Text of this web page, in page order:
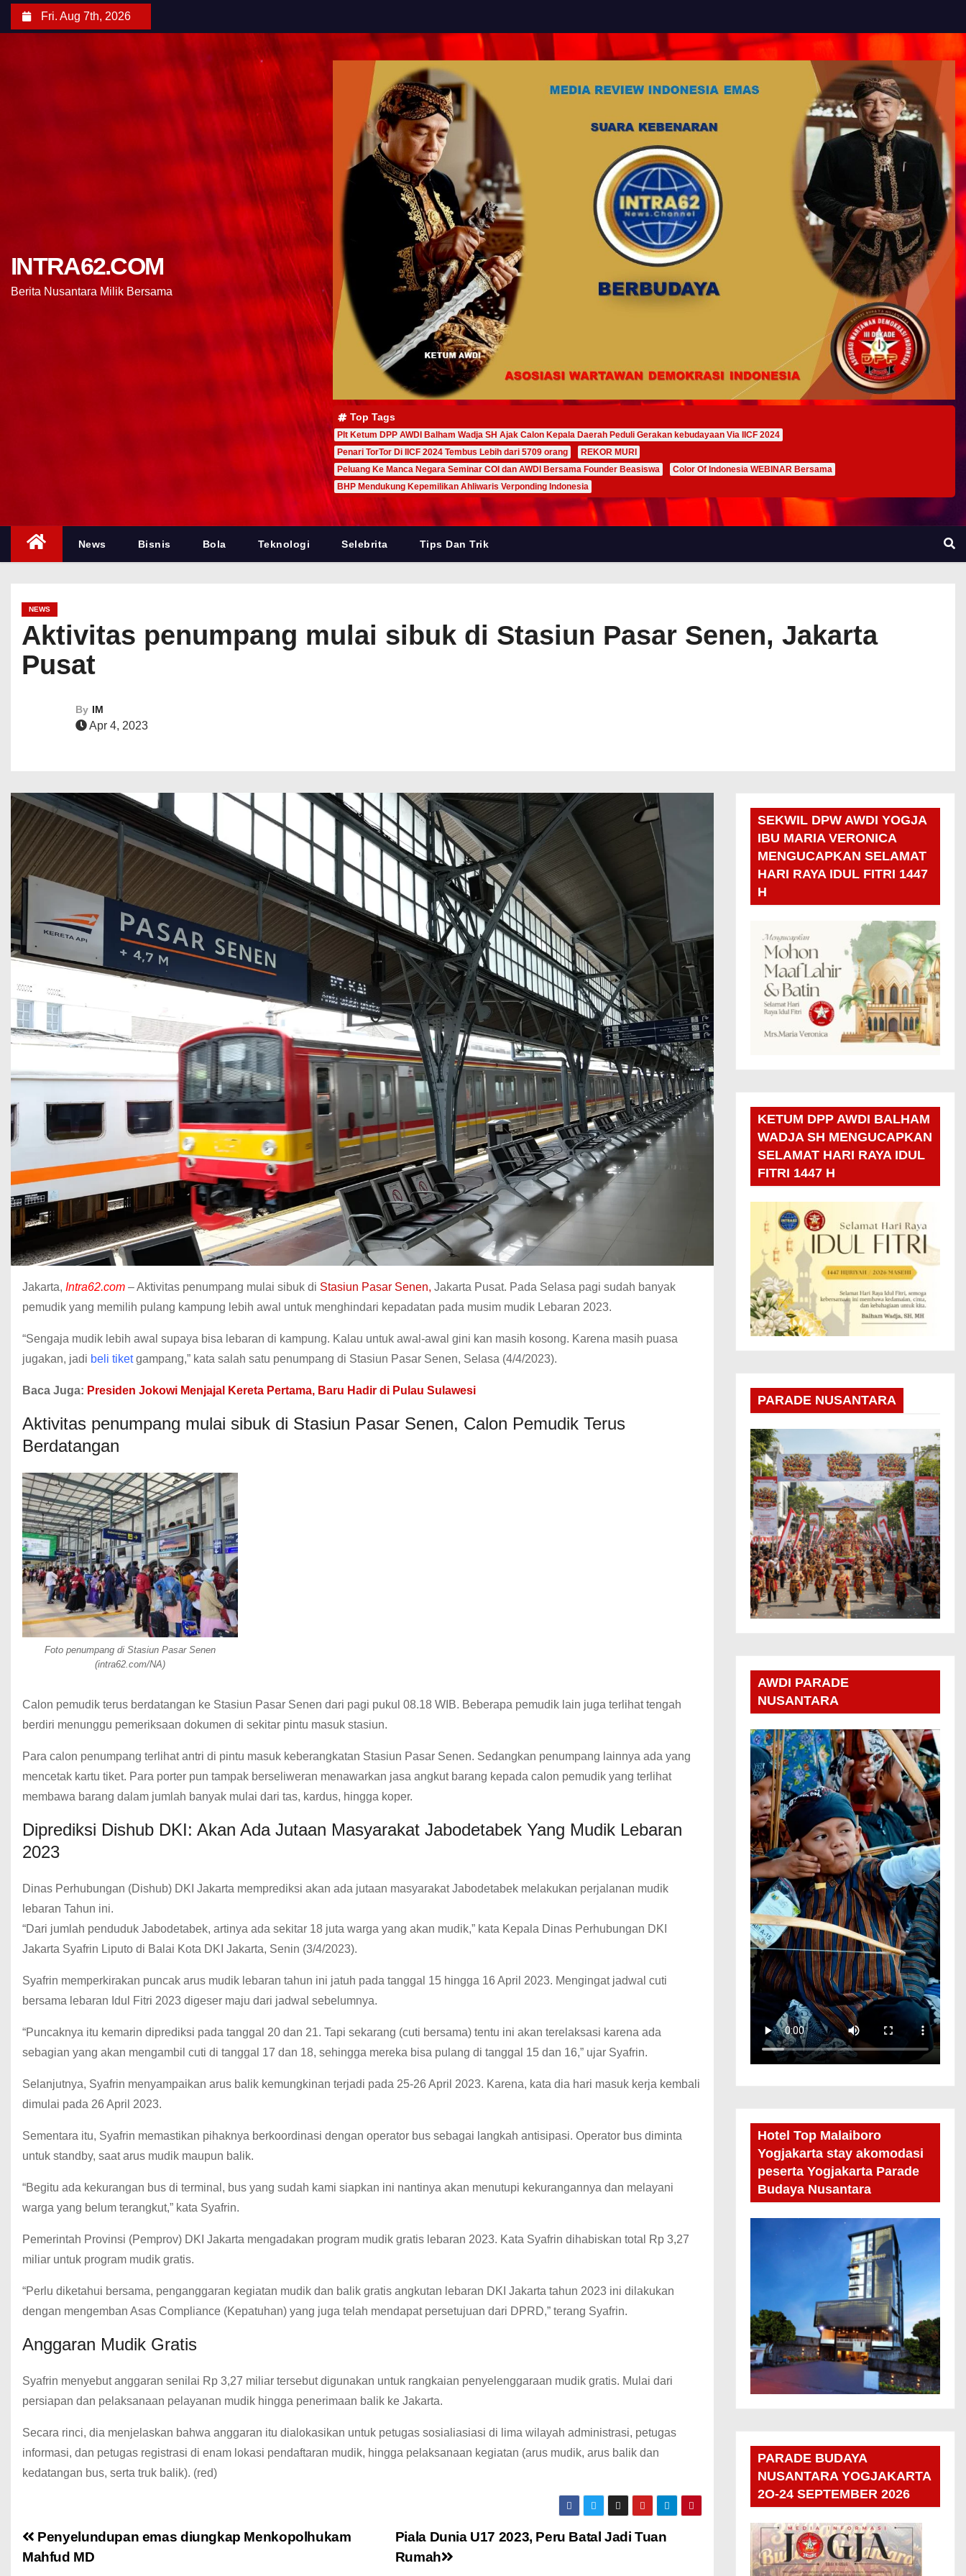
Fri. Aug 7th, 2026
INTRA62.COM
Berita Nusantara Milik Bersama
Top Tags
Plt Ketum DPP AWDI Balham Wadja SH Ajak Calon Kepala Daerah Peduli Gerakan kebudayaan Via IICF 2024
Penari TorTor Di IICF 2024 Tembus Lebih dari 5709 orang
REKOR MURI
Peluang Ke Manca Negara Seminar COI dan AWDI Bersama Founder Beasiswa
Color Of Indonesia WEBINAR Bersama
BHP Mendukung Kepemilikan Ahliwaris Verponding Indonesia
News Bisnis Bola Teknologi Selebrita Tips Dan Trik
NEWS
Aktivitas penumpang mulai sibuk di Stasiun Pasar Senen, Jakarta
Pusat
By IM
Apr 4, 2023
Jakarta, Intra62.com – Aktivitas penumpang mulai sibuk di Stasiun Pasar Senen, Jakarta Pusat. Pada Selasa pagi sudah banyak
pemudik yang memilih pulang kampung lebih awal untuk menghindari kepadatan pada musim mudik Lebaran 2023.
“Sengaja mudik lebih awal supaya bisa lebaran di kampung. Kalau untuk awal-awal gini kan masih kosong. Karena masih puasa
jugakan, jadi beli tiketgampang,” kata salah satu penumpang di Stasiun Pasar Senen, Selasa (4/4/2023).
Baca Juga: Presiden Jokowi Menjajal Kereta Pertama, Baru Hadir di Pulau Sulawesi
Aktivitas penumpang mulai sibuk di Stasiun Pasar Senen, Calon Pemudik Terus
Berdatangan
Foto penumpang di Stasiun Pasar Senen
(intra62.com/NA)
Calon pemudik terus berdatangan ke Stasiun Pasar Senen dari pagi pukul 08.18 WIB. Beberapa pemudik lain juga terlihat tengah
berdiri menunggu pemeriksaan dokumen di sekitar pintu masuk stasiun.
Para calon penumpang terlihat antri di pintu masuk keberangkatan Stasiun Pasar Senen. Sedangkan penumpang lainnya ada yang
mencetak kartu tiket. Para porter pun tampak berseliweran menawarkan jasa angkut barang kepada calon pemudik yang terlihat
membawa barang dalam jumlah banyak mulai dari tas, kardus, hingga koper.
Diprediksi Dishub DKI: Akan Ada Jutaan Masyarakat Jabodetabek Yang Mudik Lebaran
2023
Dinas Perhubungan (Dishub) DKI Jakarta memprediksi akan ada jutaan masyarakat Jabodetabek melakukan perjalanan mudik
lebaran Tahun ini.
“Dari jumlah penduduk Jabodetabek, artinya ada sekitar 18 juta warga yang akan mudik,” kata Kepala Dinas Perhubungan DKI
Jakarta Syafrin Liputo di Balai Kota DKI Jakarta, Senin (3/4/2023).
Syafrin memperkirakan puncak arus mudik lebaran tahun ini jatuh pada tanggal 15 hingga 16 April 2023. Mengingat jadwal cuti
bersama lebaran Idul Fitri 2023 digeser maju dari jadwal sebelumnya.
“Puncaknya itu kemarin diprediksi pada tanggal 20 dan 21. Tapi sekarang (cuti bersama) tentu ini akan terelaksasi karena ada
sebagian yang akan mengambil cuti di tanggal 17 dan 18, sehingga mereka bisa pulang di tanggal 15 dan 16,” ujar Syafrin.
Selanjutnya, Syafrin menyampaikan arus balik kemungkinan terjadi pada 25-26 April 2023. Karena, kata dia hari masuk kerja kembali
dimulai pada 26 April 2023.
Sementara itu, Syafrin memastikan pihaknya berkoordinasi dengan operator bus sebagai langkah antisipasi. Operator bus diminta
untuk standby, saat arus mudik maupun balik.
“Begitu ada kekurangan bus di terminal, bus yang sudah kami siapkan ini nantinya akan menutupi kekurangannya dan melayani
warga yang belum terangkut,” kata Syafrin.
Pemerintah Provinsi (Pemprov) DKI Jakarta mengadakan program mudik gratis lebaran 2023. Kata Syafrin dihabiskan total Rp 3,27
miliar untuk program mudik gratis.
“Perlu diketahui bersama, penganggaran kegiatan mudik dan balik gratis angkutan lebaran DKI Jakarta tahun 2023 ini dilakukan
dengan mengemban Asas Compliance (Kepatuhan) yang juga telah mendapat persetujuan dari DPRD,” terang Syafrin.
Anggaran Mudik Gratis
Syafrin menyebut anggaran senilai Rp 3,27 miliar tersebut digunakan untuk rangkaian penyelenggaraan mudik gratis. Mulai dari
persiapan dan pelaksanaan pelayanan mudik hingga penerimaan balik ke Jakarta.
Secara rinci, dia menjelaskan bahwa anggaran itu dialokasikan untuk petugas sosialiasiasi di lima wilayah administrasi, petugas
informasi, dan petugas registrasi di enam lokasi pendaftaran mudik, hingga pelaksanaan kegiatan (arus mudik, arus balik dan
kedatangan bus, serta truk balik). (red)
Piala Dunia U17 2023, Peru Batal Jadi Tuan
Rumah
Penyelundupan emas diungkap Menkopolhukam
Mahfud MD
SEKWIL DPW AWDI YOGJA
IBU MARIA VERONICA
MENGUCAPKAN SELAMAT
HARI RAYA IDUL FITRI 1447
H
KETUM DPP AWDI BALHAM
WADJA SH MENGUCAPKAN
SELAMAT HARI RAYA IDUL
FITRI 1447 H
PARADE NUSANTARA
AWDI PARADE
NUSANTARA
Hotel Top Malaiboro
Yogjakarta stay akomodasi
peserta Yogjakarta Parade
Budaya Nusantara
PARADE BUDAYA
NUSANTARA YOGJAKARTA
2O-24 SEPTEMBER 2026